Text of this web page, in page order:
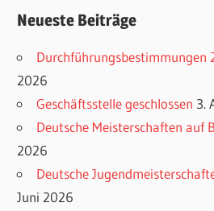
Neueste Beiträge
Durchführungsbestimmungen
2026
Geschäftsstelle geschlossen 3.
Deutsche Meisterschaften auf
2026
Deutsche
Juni 2026